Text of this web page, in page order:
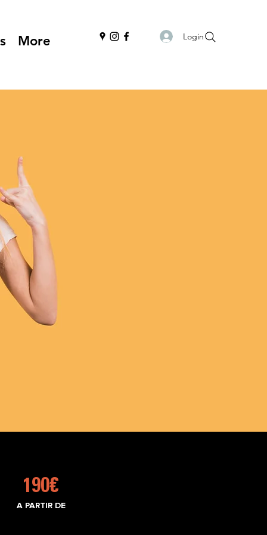
More Login
190€
A PARTIR DE